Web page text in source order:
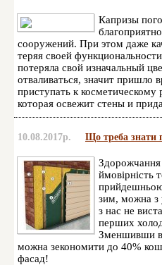
Капризы
сооружений. При этом даже
теряя своей
потеряла свой изначальный
отваливаться, значит
приступать к
которая освежит стены и
10.08.2017р. Що треба знати
Здорожчання
ймовірність
зим, можна з
з нас не
перших
Зменшивши
можна зекономити до 40%
фасад!